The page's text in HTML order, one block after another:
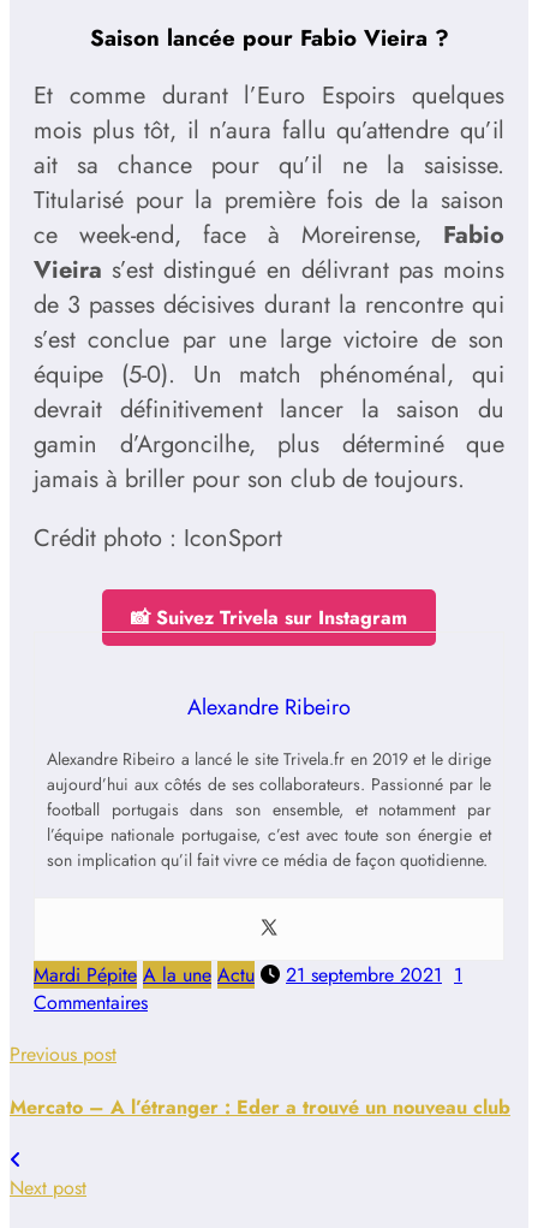
Saison lancée pour Fabio Vieira ?
Et comme durant l’Euro Espoirs quelques
mois plus tôt, il n’aura fallu qu’attendre qu’il
ait sa chance pour qu’il ne la saisisse.
Titularisé pour la première fois de la saison
ce week-end, face à Moreirense, Fabio
Vieira s’est distingué en délivrant pas moins
de 3 passes décisives durant la rencontre qui
s’est conclue par une large victoire de son
équipe (5-0). Un match phénoménal, qui
devrait définitivement lancer la saison du
gamin d’Argoncilhe, plus déterminé que
jamais à briller pour son club de toujours.
Crédit photo : IconSport
📸 Suivez Trivela sur Instagram
Alexandre Ribeiro
Alexandre Ribeiro a lancé le site Trivela.fr en 2019 et le dirige
aujourd’hui aux côtés de ses collaborateurs. Passionné par le
football portugais dans son ensemble, et notamment par
l’équipe nationale portugaise, c’est avec toute son énergie et
son implication qu’il fait vivre ce média de façon quotidienne.
Mardi Pépite A la une Actu 21 septembre 2021 1
Commentaires
Previous post
Mercato – A l’étranger : Eder a trouvé un nouveau club
Next post